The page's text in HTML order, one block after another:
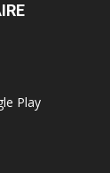
Play